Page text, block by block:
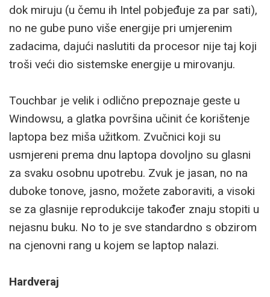
dok miruju (u čemu ih Intel pobjeđuje za par sati),
no ne gube puno više energije pri umjerenim
zadacima, dajući naslutiti da procesor nije taj koji
troši veći dio sistemske energije u mirovanju.
Touchbar je velik i odlično prepoznaje geste u
Windowsu, a glatka površina učinit će korištenje
laptopa bez miša užitkom. Zvučnici koji su
usmjereni prema dnu laptopa dovoljno su glasni
za svaku osobnu upotrebu. Zvuk je jasan, no na
duboke tonove, jasno, možete zaboraviti, a visoki
se za glasnije reprodukcije također znaju stopiti u
nejasnu buku. No to je sve standardno s obzirom
na cjenovni rang u kojem se laptop nalazi.
Hardveraj